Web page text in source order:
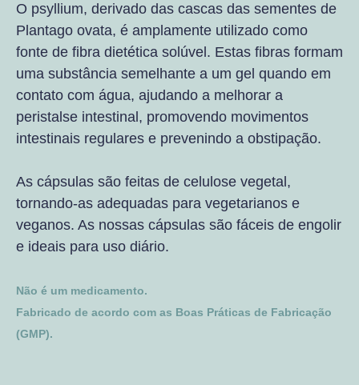
O psyllium, derivado das cascas das sementes de
Plantago ovata, é amplamente utilizado como
fonte de fibra dietética solúvel. Estas fibras formam
uma substância semelhante a um gel quando em
contato com água, ajudando a melhorar a
peristalse intestinal, promovendo movimentos
intestinais regulares e prevenindo a obstipação.
As cápsulas são feitas de celulose vegetal,
tornando-as adequadas para vegetarianos e
veganos. As nossas cápsulas são fáceis de engolir
e ideais para uso diário.
Não é um medicamento.
Fabricado de acordo com as Boas Práticas de Fabricação
(GMP).